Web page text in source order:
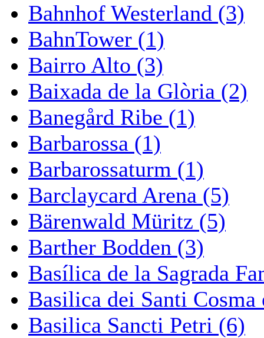
Bahnhof Westerland (3)
BahnTower (1)
Bairro Alto (3)
Baixada de la Glòria (2)
Banegård Ribe (1)
Barbarossa (1)
Barbarossaturm (1)
Barclaycard Arena (5)
Bärenwald Müritz (5)
Barther Bodden (3)
Basílica de la Sagrada
Basilica dei Santi
Basilica Sancti Petri (6)